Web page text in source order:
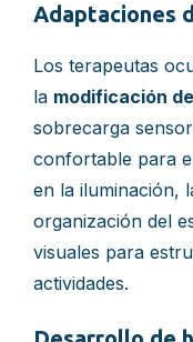
Adaptaciones
Los terapeutas
la modificación
sobrecarga
confortable para
en la iluminación,
organización del
visuales para
actividades.